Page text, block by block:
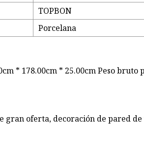
TOPBON
Porcelana
* 178.00cm * 25.00cm Peso
gran oferta, decoración de pared